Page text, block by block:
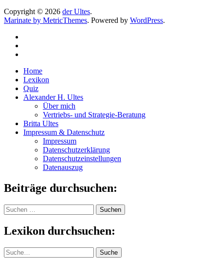
Copyright © 2026 der Ultes.
Marinate by MetricThemes. Powered by WordPress.
Home
Lexikon
Quiz
Alexander H. Ultes
Über mich
Vertriebs- und Strategie-Beratung
Britta Ultes
Impressum & Datenschutz
Impressum
Datenschutzerklärung
Datenschutzeinstellungen
Datenauszug
Beiträge durchsuchen:
Suchen
nach:
Lexikon durchsuchen:
Suche Suche